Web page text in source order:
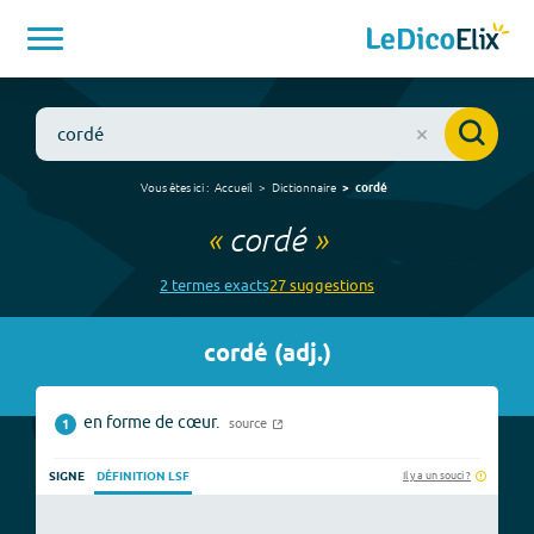
Vous êtes ici : Accueil Dictionnaire cordé
« cordé»
2 termesexacts27suggestions
cordé (adj.)
1 en forme de cœur. source
SIGNE DÉFINITION LSF Il y a un souci ?